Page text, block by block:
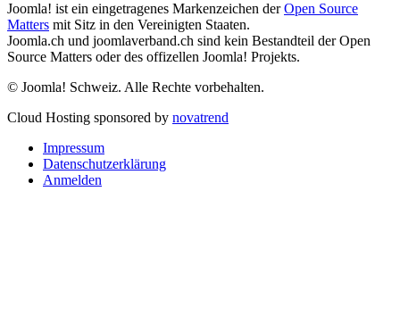
Joomla! ist ein eingetragenes Markenzeichen derOpen Source
Matters mit Sitz in den Vereinigten Staaten.
Joomla.ch und joomlaverband.ch sind kein Bestandteil der Open
Source Matters oder des offizellen Joomla! Projekts.
© Joomla! Schweiz. Alle Rechte vorbehalten.
Cloud Hosting sponsored by novatrend
Impressum
Datenschutzerklärung
Anmelden